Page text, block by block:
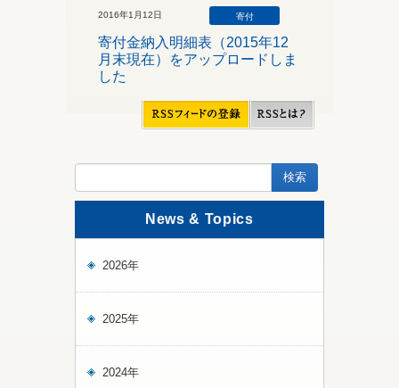
2016年1月12日 寄付
寄付金納入明細表（2015年12
月末現在）をアップロードしま
した
News & Topics
2026年
2025年
2024年